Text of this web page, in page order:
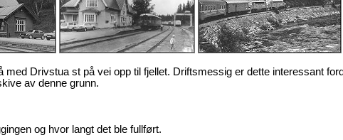
Drivstua st på vei opp til fjellet. Driftsmessig er dette interessant
av denne grunn.
og hvor langt det ble fullført.